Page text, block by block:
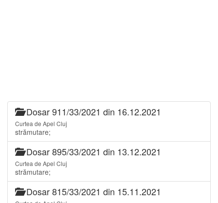
Dosar 911/33/2021 din 16.12.2021
Curtea de Apel Cluj
strămutare;
Dosar 895/33/2021 din 13.12.2021
Curtea de Apel Cluj
strămutare;
Dosar 815/33/2021 din 15.11.2021